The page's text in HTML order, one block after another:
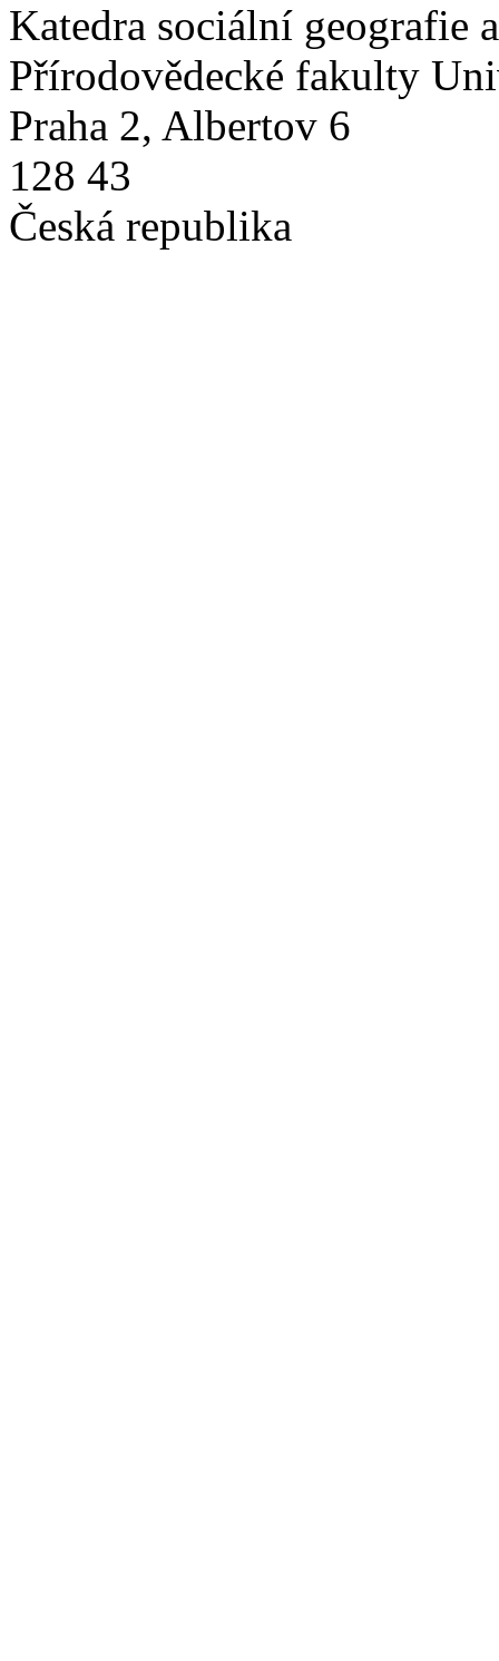
Katedra sociální geografie
Přírodovědecké fakulty
Praha 2, Albertov 6
128 43
Česká republika